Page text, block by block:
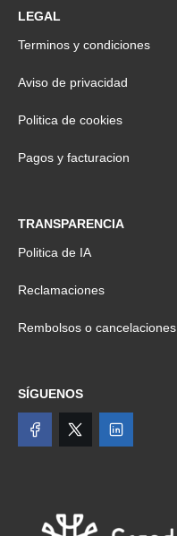
LEGAL
Terminos y condiciones
Aviso de privacidad
Politica de cookies
Pagos y facturacion
TRANSPARENCIA
Politica de IA
Reclamaciones
Rembolsos o cancelaciones
SÍGUENOS